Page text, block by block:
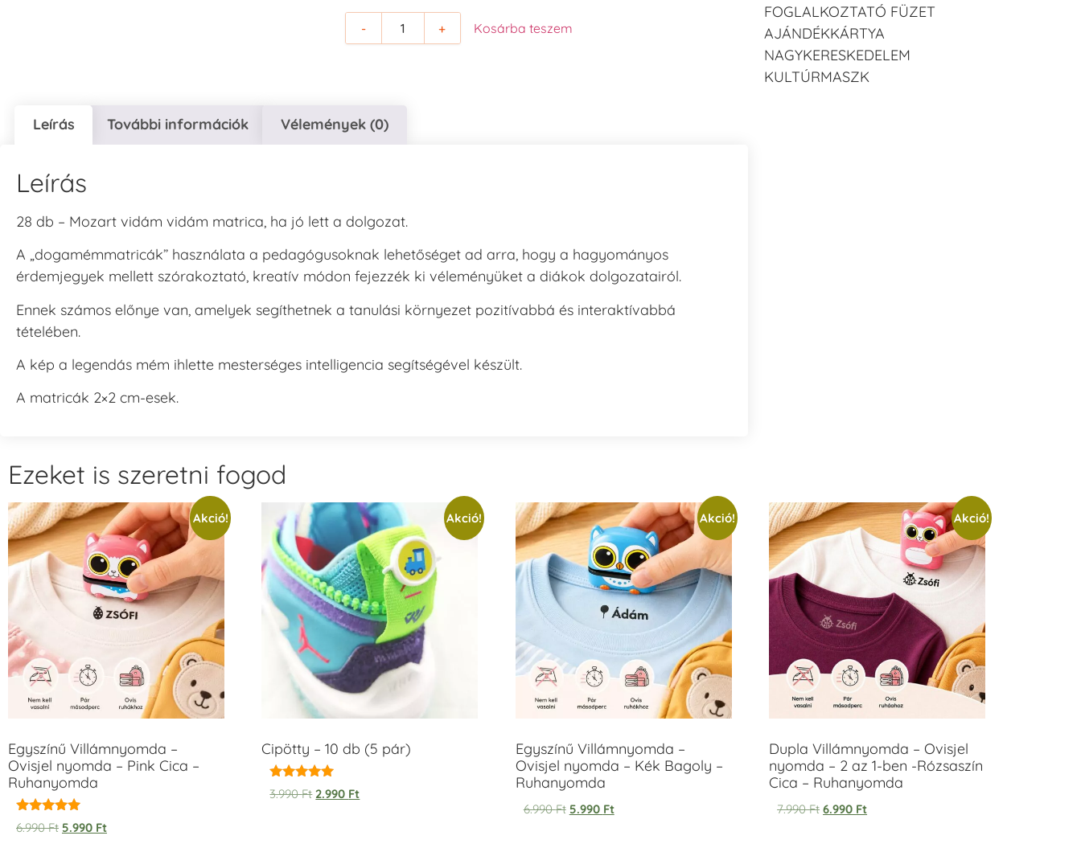
- + Kosárba teszem
Leírás További információk Vélemények (0)
Leírás
28 db – Mozart vidám vidám matrica, ha jó lett a dolgozat.
A „dogamémmatricák” használata a pedagógusoknak lehetőséget ad arra, hogy a hagyományos
érdemjegyek mellett szórakoztató, kreatív módon fejezzék ki véleményüket a diákok dolgozatairól.
Ennek számos előnye van, amelyek segíthetnek a tanulási környezet pozitívabbá és interaktívabbá
tételében.
A kép a legendás mém ihlette mesterséges intelligencia segítségével készült.
A matricák 2×2 cm-esek.
FOGLALKOZTATÓ FÜZET
AJÁNDÉKKÁRTYA
NAGYKERESKEDELEM
KULTÚRMASZK
Ezeket is szeretni fogod
Akció!
Egyszínű Villámnyomda –
Ovisjel nyomda – Pink Cica –
Ruhanyomda
Értékelés:
5.00
6.990Ft 5.990 Ft
Akció!
Cipötty – 10 db (5 pár)
Értékelés:
5.00
3.990Ft 2.990 Ft
Akció!
Egyszínű Villámnyomda –
Ovisjel nyomda – Kék Bagoly –
Ruhanyomda
6.990Ft 5.990 Ft
Akció!
Dupla Villámnyomda – Ovisjel
nyomda – 2 az 1-ben -Rózsaszín
Cica – Ruhanyomda
7.990Ft 6.990 Ft